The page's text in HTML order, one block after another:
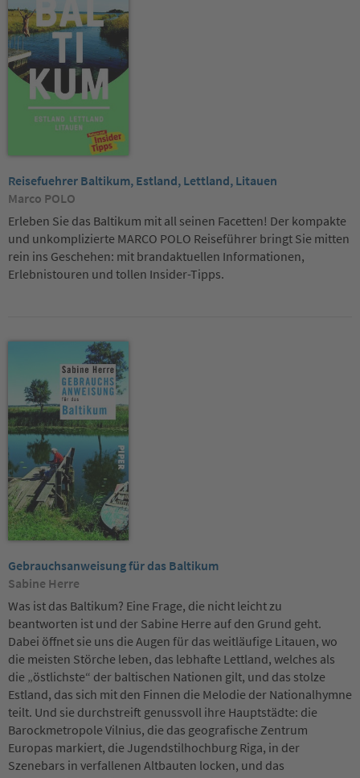
Reisefuehrer Baltikum, Estland, Lettland, Litauen
Marco POLO
Erleben Sie das Baltikum mit all seinen Facetten! Der kompakte
und unkomplizierte MARCO POLO Reiseführer bringt Sie mitten
rein ins Geschehen: mit brandaktuellen Informationen,
Erlebnistouren und tollen Insider-Tipps.
Gebrauchsanweisung für das Baltikum
Sabine Herre
Was ist das Baltikum? Eine Frage, die nicht leicht zu
beantworten ist und der Sabine Herre auf den Grund geht.
Dabei öffnet sie uns die Augen für das weitläufige Litauen, wo
die meisten Störche leben, das lebhafte Lettland, welches als
die „östlichste“ der baltischen Nationen gilt, und das stolze
Estland, das sich mit den Finnen die Melodie der Nationalhymne
teilt. Und sie durchstreift genussvoll ihre Hauptstädte: die
Barockmetropole Vilnius, die das geografische Zentrum
Europas markiert, die Jugendstilhochburg Riga, in der
Szenebars in verfallenen Altbauten locken, und das